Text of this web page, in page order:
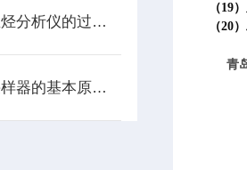
在使用非甲烷总烃分析仪的过程中有哪些注意事项呢
总悬浮颗粒物采样器的基本原理简述
（19
（20
青